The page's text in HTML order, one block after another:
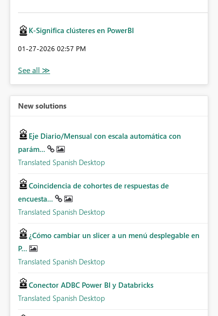
K-Significa clústeres en PowerBI
‎01-27-2026 02:57 PM
New solutions
Eje Diario/Mensual con escala automática con
parám...
Translated Spanish Desktop
Coincidencia de cohortes de respuestas de
encuesta...
Translated Spanish Desktop
¿Cómo cambiar un slicer a un menú desplegable en
P...
Translated Spanish Desktop
Conector ADBC Power BI y Databricks
Translated Spanish Desktop